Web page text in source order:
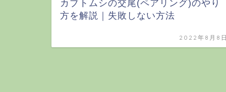
カブトムシの交尾(ペアリング)のやり
方を解説｜失敗しない方法
2022年8月8